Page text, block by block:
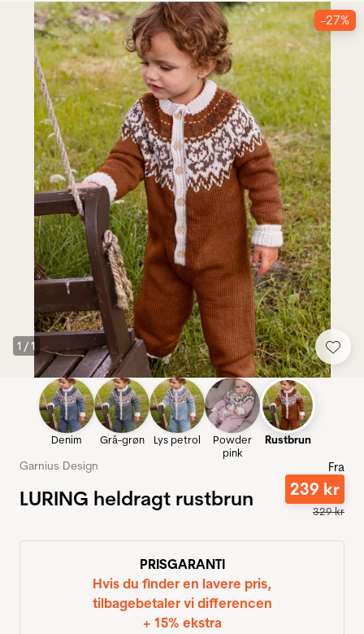
1 /1
-27%
Denim Grå-grøn Lys petrol
Powder
pink
Rustbrun
Garnius Design
LURING heldragt rustbrun
Fra
239 kr
329kr
PRISGARANTI
Hvis du finder en lavere pris,
tilbagebetaler vi differencen
+ 15% ekstra